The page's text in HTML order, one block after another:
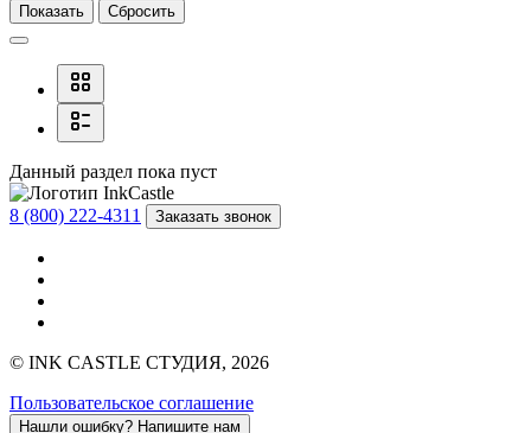
Показать Сбросить
Данный раздел пока пуст
8 (800) 222-4311 Заказать звонок
© INK CASTLE СТУДИЯ, 2026
Пользовательское соглашение
Нашли ошибку? Напишите нам